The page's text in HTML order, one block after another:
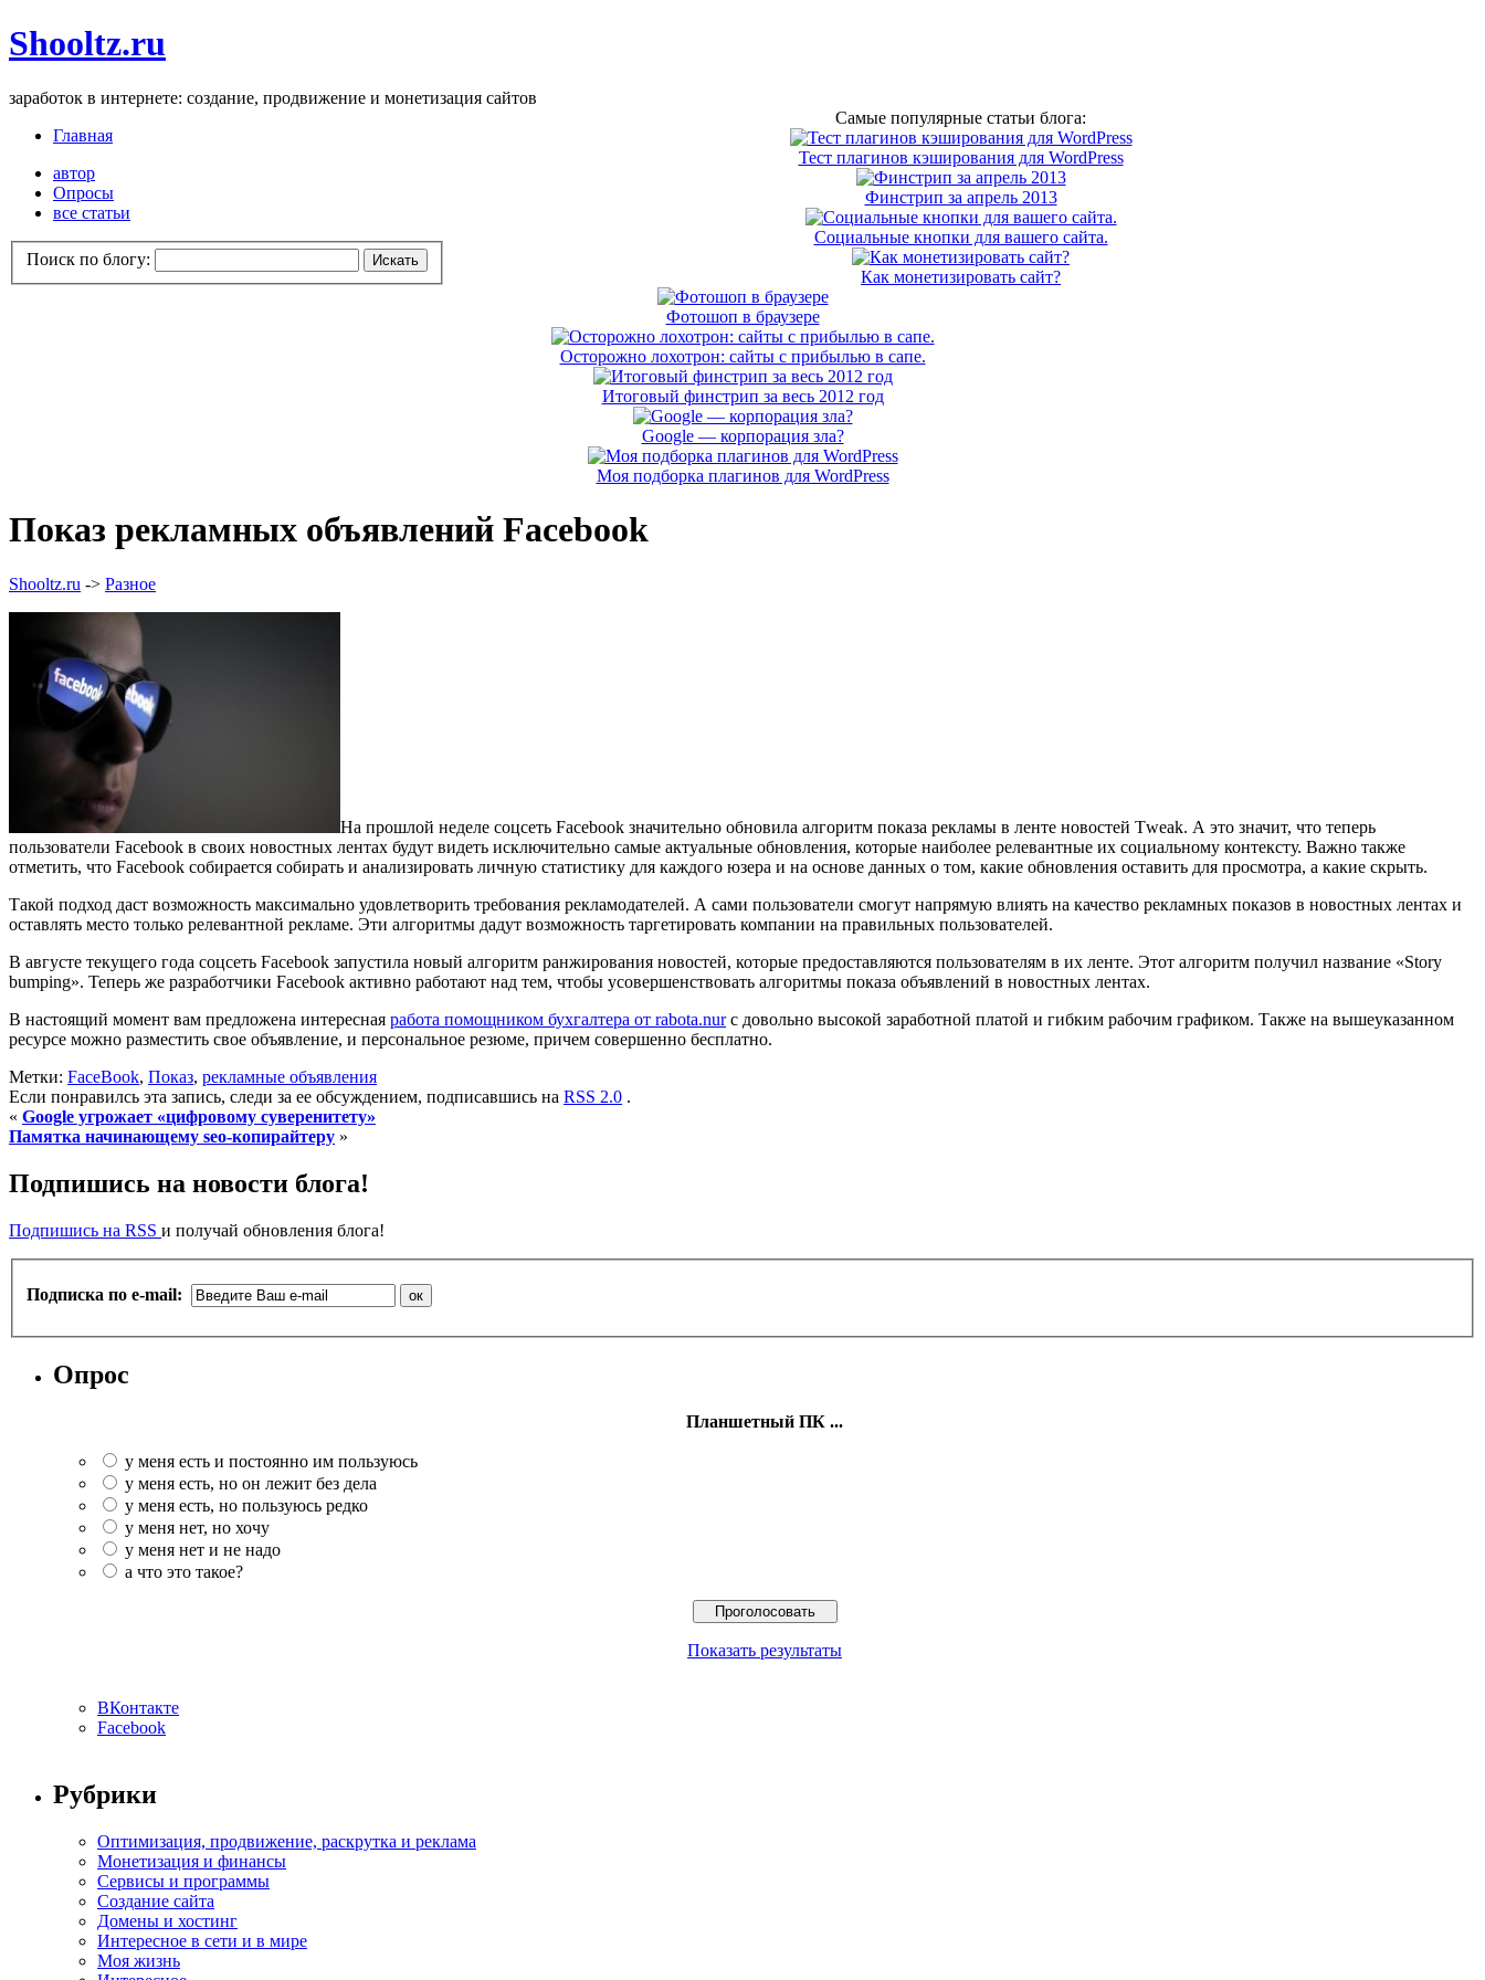
Shooltz.ru
заработок в интернете: создание, продвижение и монетизация сайтов
Главная
автор
Опросы
все статьи
Поиск по блогу:
Самые популярные статьи блога:
Тест плагинов кэширования для WordPress
Финстрип за апрель 2013
Социальные кнопки для вашего сайта.
Как монетизировать сайт?
Фотошоп в браузере
Осторожно лохотрон: сайты с прибылью в сапе.
Итоговый финстрип за весь 2012 год
Google — корпорация зла?
Моя подборка плагинов для WordPress
Показ рекламных объявлений Facebook
Shooltz.ru -> Разное
На прошлой неделе соцсеть Facebook значительно обновила алгоритм показа рекламы в ленте новостей Тweak. А это значит, что теперь
пользователи Facebook в своих новостных лентах будут видеть исключительно самые актуальные обновления, которые наиболее релевантные их социальному контексту. Важно также
отметить, что Facebook собирается собирать и анализировать личную статистику для каждого юзера и на основе данных о том, какие обновления оставить для просмотра, а какие скрыть.
Такой подход даст возможность максимально удовлетворить требования рекламодателей. А сами пользователи смогут напрямую влиять на качество рекламных показов в новостных лентах и
оставлять место только релевантной рекламе. Эти алгоритмы дадут возможность таргетировать компании на правильных пользователей.
В августе текущего года соцсеть Facebook запустила новый алгоритм ранжирования новостей, которые предоставляются пользователям в их ленте. Этот алгоритм получил название «Story
bumping». Теперь же разработчики Facebook активно работают над тем, чтобы усовершенствовать алгоритмы показа объявлений в новостных лентах.
В настоящий момент вам предложена интересная работа помощником бухгалтера от rabota.nurс довольно высокой заработной платой и гибким рабочим графиком. Также на вышеуказанном
ресурсе можно разместить свое объявление, и персональное резюме, причем совершенно бесплатно.
Метки: FaceBook, Показ, рекламные объявления
Если понравилсь эта запись, следи за ее обсуждением, подписавшись на RSS 2.0 .
« Google угрожает «цифровому суверенитету»
Памятка начинающему seo-копирайтеру »
Подпишись на новости блога!
Подпишись на RSS и получай обновления блога!
Подписка по e-mail:
Опрос
Планшетный ПК ...
у меня есть и постоянно им пользуюсь
у меня есть, но он лежит без дела
у меня есть, но пользуюсь редко
у меня нет, но хочу
у меня нет и не надо
а что это такое?
Показать результаты
ВКонтакте
Facebook
Рубрики
Оптимизация, продвижение, раскрутка и реклама
Монетизация и финансы
Сервисы и программы
Создание сайта
Домены и хостинг
Интересное в сети и в мире
Моя жизнь